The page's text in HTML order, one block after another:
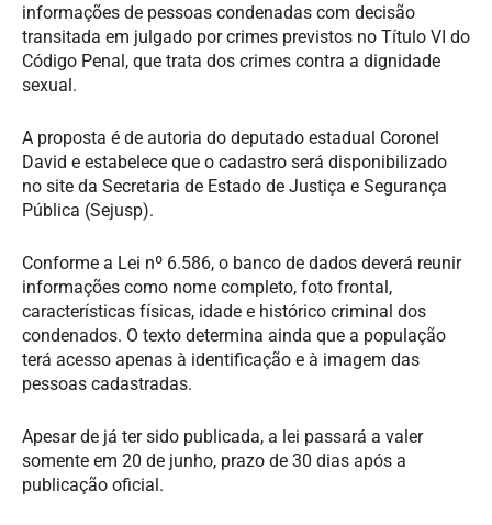
informações de pessoas condenadas com decisão
transitada em julgado por crimes previstos no Título VI do
Código Penal, que trata dos crimes contra a dignidade
sexual.
A proposta é de autoria do deputado estadual Coronel
David e estabelece que o cadastro será disponibilizado
no site da Secretaria de Estado de Justiça e Segurança
Pública (Sejusp).
Conforme a Lei nº 6.586, o banco de dados deverá reunir
informações como nome completo, foto frontal,
características físicas, idade e histórico criminal dos
condenados. O texto determina ainda que a população
terá acesso apenas à identificação e à imagem das
pessoas cadastradas.
Apesar de já ter sido publicada, a lei passará a valer
somente em 20 de junho, prazo de 30 dias após a
publicação oficial.